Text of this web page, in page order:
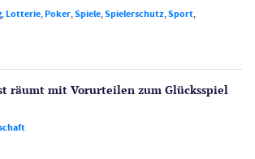
,Lotterie,Poker,Spiele,Spielerschutz,Sport,
räumt mit Vorurteilen zum Glücksspiel